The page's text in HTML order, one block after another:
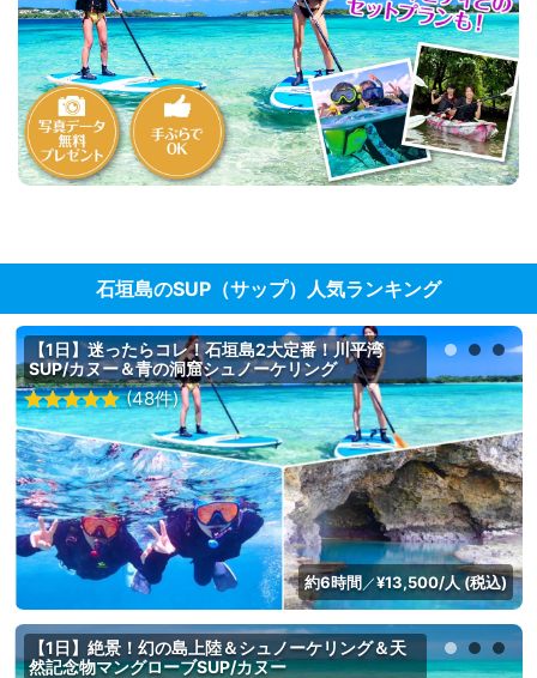
石垣島のSUP（サップ）人気ランキング
【1日】迷ったらコレ！石垣島2大定番！川平湾
SUP/カヌー＆青の洞窟シュノーケリング
(48件)
約6時間 ／¥13,500/人 (税込)
【1日】絶景！幻の島上陸＆シュノーケリング＆天
然記念物マングローブSUP/カヌー